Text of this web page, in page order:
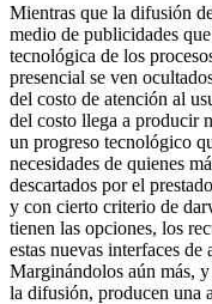
Mientras que la difusión
medio de publicidades
tecnológica de los
presencial se ven
del costo de atención al
del costo llega a producir
un progreso tecnológico
necesidades de quienes
descartados por el
y con cierto criterio de
tienen las opciones, los
estas nuevas interfaces
Marginándolos aún más,
la difusión, producen una